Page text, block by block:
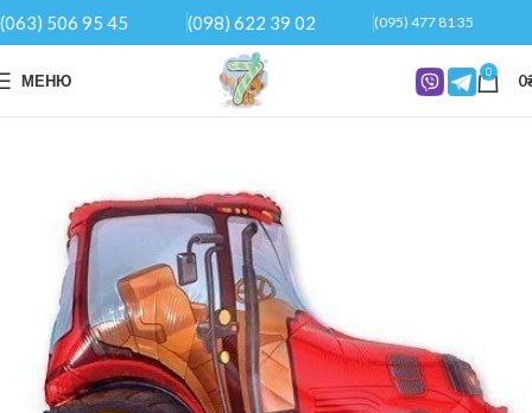
(063) 506 95 45 (098) 622 39 02 (095) 477 81 35
МЕНЮ 0 0